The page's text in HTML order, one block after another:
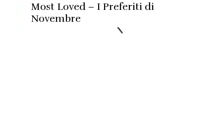
Most Loved – I Preferiti di
Novembre